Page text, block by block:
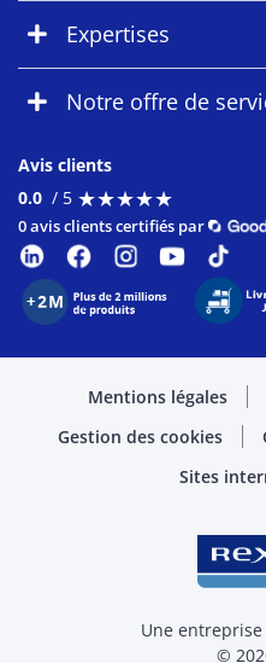
Expertises
Notre offre de
Avis clients
0.0 / 5 ★★★★★
★★★★★
0 avis clients certifiés par
Mentions légales
Gestion des cookies
Sites
Une
©